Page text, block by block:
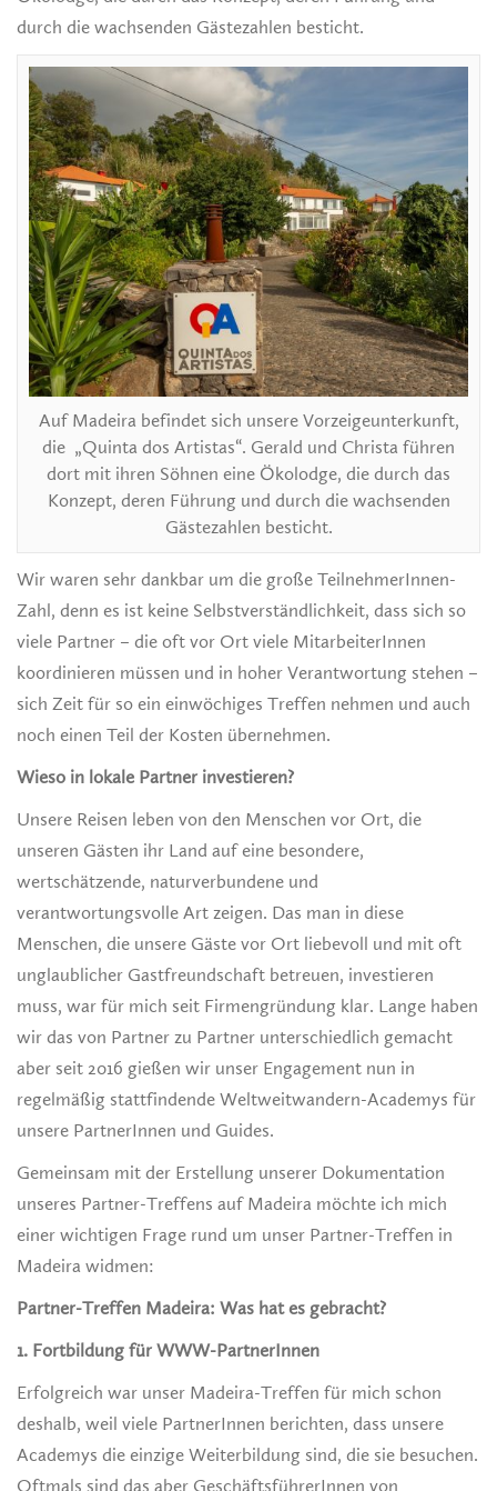
durch die wachsenden Gästezahlen besticht.
Auf Madeira befindet sich unsere Vorzeigeunterkunft,
die „Quinta dos Artistas“. Gerald und Christa führen
dort mit ihren Söhnen eine Ökolodge, die durch das
Konzept, deren Führung und durch die wachsenden
Gästezahlen besticht.
Wir waren sehr dankbar um die große TeilnehmerInnen-
Zahl, denn es ist keine Selbstverständlichkeit, dass sich so
viele Partner – die oft vor Ort viele MitarbeiterInnen
koordinieren müssen und in hoher Verantwortung stehen –
sich Zeit für so ein einwöchiges Treffen nehmen und auch
noch einen Teil der Kosten übernehmen.
Wieso in lokale Partner investieren?
Unsere Reisen leben von den Menschen vor Ort, die
unseren Gästen ihr Land auf eine besondere,
wertschätzende, naturverbundene und
verantwortungsvolle Art zeigen. Das man in diese
Menschen, die unsere Gäste vor Ort liebevoll und mit oft
unglaublicher Gastfreundschaft betreuen, investieren
muss, war für mich seit Firmengründung klar. Lange haben
wir das von Partner zu Partner unterschiedlich gemacht
aber seit 2016 gießen wir unser Engagement nun in
regelmäßig stattfindende Weltweitwandern-Academys für
unsere PartnerInnen und Guides.
Gemeinsam mit der Erstellung unserer Dokumentation
unseres Partner-Treffens auf Madeira möchte ich mich
einer wichtigen Frage rund um unser Partner-Treffen in
Madeira widmen:
Partner-Treffen Madeira: Was hat es gebracht?
1. Fortbildung für WWW-PartnerInnen
Erfolgreich war unser Madeira-Treffen für mich schon
deshalb, weil viele PartnerInnen berichten, dass unsere
Academys die einzige Weiterbildung sind, die sie besuchen.
Oftmals sind das aber GeschäftsführerInnen von